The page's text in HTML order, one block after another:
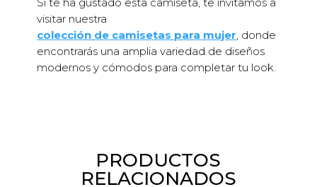
Si te ha gustado esta camiseta, te invitamos a
visitar nuestra
colección de camisetas para mujer, donde
encontrarás una amplia variedad de diseños
modernos y cómodos para completar tu look.
PRODUCTOS
RELACIONADOS